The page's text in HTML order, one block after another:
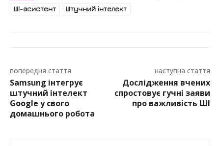
ШІ-асистент
Штучний інтелект
попередня стаття
Samsung інтегрує
штучний інтелект
Google у свого
домашнього робота
наступна стаття
Дослідження вчених
спростовує гучні заяви
про важливість ШІ